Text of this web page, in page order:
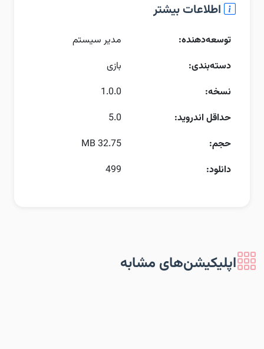
اطلاعات بیشتر
توسعه‌دهنده:
مدیر سیستم
دسته‌بندی:
بازی
نسخه:
1.0.0
حداقل اندروید:
5.0
حجم:
32.75 MB
دانلود:
499
اپلیکیشن‌های مشابه